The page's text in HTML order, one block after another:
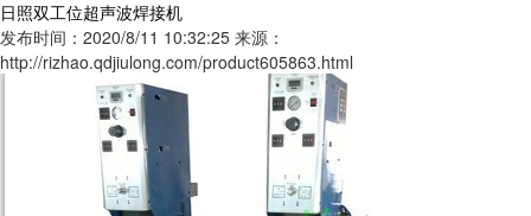
日照双工位超声波焊接机
发布时间：2020/8/11 10:32:25 来源：
http://rizhao.qdjiulong.com/product605863.html